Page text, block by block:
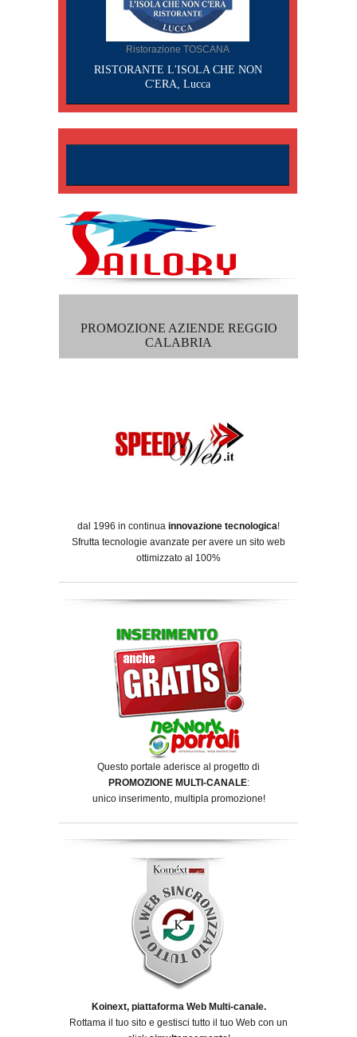
Ristorazione TOSCANA
RISTORANTE L'ISOLA CHE NON
C'ERA, Lucca
PROMOZIONE AZIENDE REGGIO
CALABRIA
dal 1996 in continua innovazione tecnologica!
Sfrutta tecnologie avanzate per avere un sito web
ottimizzato al 100%
Questo portale aderisce al progetto di
PROMOZIONE MULTI-CANALE:
unico inserimento, multipla promozione!
Koinext, piattaforma Web Multi-canale.
Rottama il tuo sito e gestisci tutto il tuo Web con un